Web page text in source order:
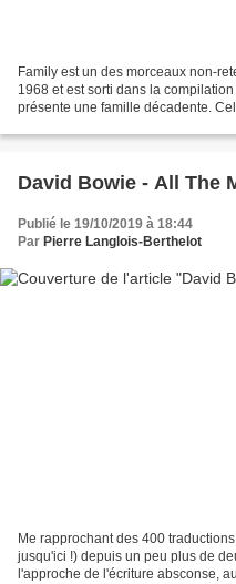
Family est un des morceaux non-
1968 et est sorti dans la
présente une famille décadente.
David Bowie - All The
Publié le 19/10/2019 à 18:44
Par Pierre Langlois-Berthelot
Me rapprochant des 400
jusqu'ici !) depuis un peu plus de
l'approche de l'écriture absconse,